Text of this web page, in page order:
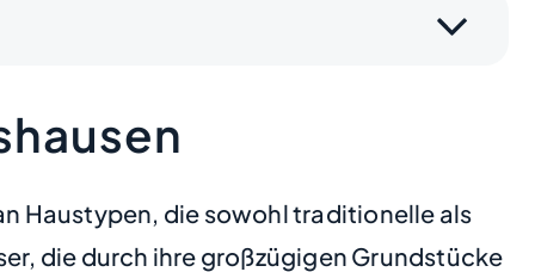
Haustypen, die sowohl traditionelle als
die durch ihre großzügigen Grundstücke